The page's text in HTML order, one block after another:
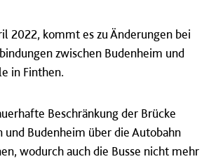
2022, kommt es zu Änderungen bei
zwischen Budenheim und
in Finthen.
Beschränkung der Brücke
und Budenheim über die Autobahn
wodurch auch die Busse nicht mehr